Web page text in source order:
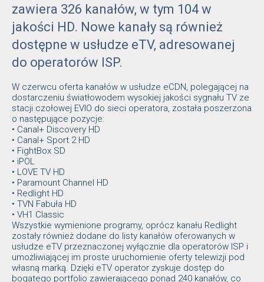
zawiera 326 kanałów, w tym 104 w
jakości HD. Nowe kanały są również
dostępne w usłudze eTV, adresowanej
do operatorów ISP.
W czerwcu oferta kanałów w usłudze eCDN, polegającej na
dostarczeniu światłowodem wysokiej jakości sygnału TV ze
stacji czołowej EVIO do sieci operatora, została poszerzona
o następujące pozycje:
• Canal+ Discovery HD
• Canal+ Sport 2 HD
• FightBox SD
• iPOL
• LOVE TV HD
• Paramount Channel HD
• Redlight HD
• TVN Fabuła HD
• VH1 Classic
Wszystkie wymienione programy, oprócz kanału Redlight
zostały również dodane do listy kanałów oferowanych w
usłudze eTV przeznaczonej wyłącznie dla operatorów ISP i
umożliwiającej im proste uruchomienie oferty telewizji pod
własną marką. Dzięki eTV operator zyskuje dostęp do
bogatego portfolio zawierającego ponad 240 kanałów, co